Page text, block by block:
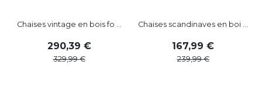
Chaises vintage en bois fo ...
290,39
329,99
Chaises scandinaves en boi ...
167,99
239,99